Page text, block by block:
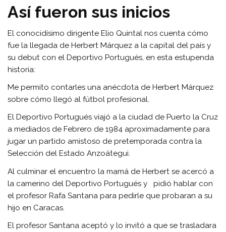
Así fueron sus inicios
El conocidísimo dirigente Elio Quintal nos cuenta cómo
fue la llegada de Herbert Márquez a la capital del país y
su debut con el Deportivo Portugués, en esta estupenda
historia:
Me permito contarles una anécdota de Herbert Márquez
sobre cómo llegó al fútbol profesional.
El Deportivo Portugués viajó a la ciudad de Puerto la Cruz
a mediados de Febrero de 1984 aproximadamente para
jugar un partido amistoso de pretemporada contra la
Selección del Estado Anzoátegui.
Al culminar el encuentro la mamá de Herbert se acercó a
la camerino del Deportivo Portugués y pidió hablar con
el profesor Rafa Santana para pedirle que probaran a su
hijo en Caracas.
El profesor Santana aceptó y lo invitó a que se trasladara